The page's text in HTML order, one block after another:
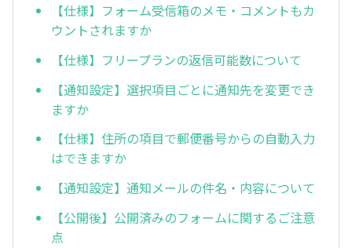
【仕様】フォーム受信箱のメモ・コメントもカ
ウントされますか
【仕様】フリープランの返信可能数について
【通知設定】選択項目ごとに通知先を変更でき
ますか
【仕様】住所の項目で郵便番号からの自動入力
はできますか
【通知設定】通知メールの件名・内容について
【公開後】公開済みのフォームに関するご注意
点